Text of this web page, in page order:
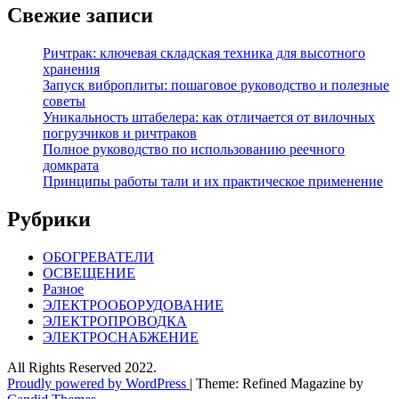
Свежие записи
Ричтрак: ключевая складская техника для высотного
хранения
Запуск виброплиты: пошаговое руководство и полезные
советы
Уникальность штабелера: как отличается от вилочных
погрузчиков и ричтраков
Полное руководство по использованию реечного
домкрата
Принципы работы тали и их практическое применение
Рубрики
ОБОГРЕВАТЕЛИ
ОСВЕЩЕНИЕ
Разное
ЭЛЕКТРООБОРУДОВАНИЕ
ЭЛЕКТРОПРОВОДКА
ЭЛЕКТРОСНАБЖЕНИЕ
All Rights Reserved 2022.
Proudly powered by WordPress | Theme: Refined Magazine by